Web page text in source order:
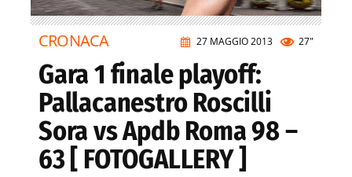
27 MAGGIO 2013 27"
CRONACA
Gara 1 finale playoff:
Pallacanestro Roscilli
Sora vs Apdb Roma 98 –
63 [ FOTOGALLERY ]